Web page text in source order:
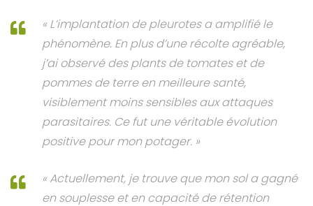
« L’implantation de pleurotes a amplifié le
phénomène. En plus d’une récolte agréable,
j’ai observé des plants de tomates et de
pommes de terre en meilleure santé,
visiblement moins sensibles aux attaques
parasitaires. Ce fut une véritable évolution
positive pour mon potager. »
« Actuellement, je trouve que mon sol a gagné
en souplesse et en capacité de rétention